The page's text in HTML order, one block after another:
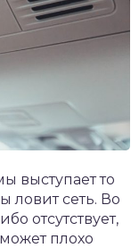
выступает то
ловит сеть. Во
отсутствует,
плохо